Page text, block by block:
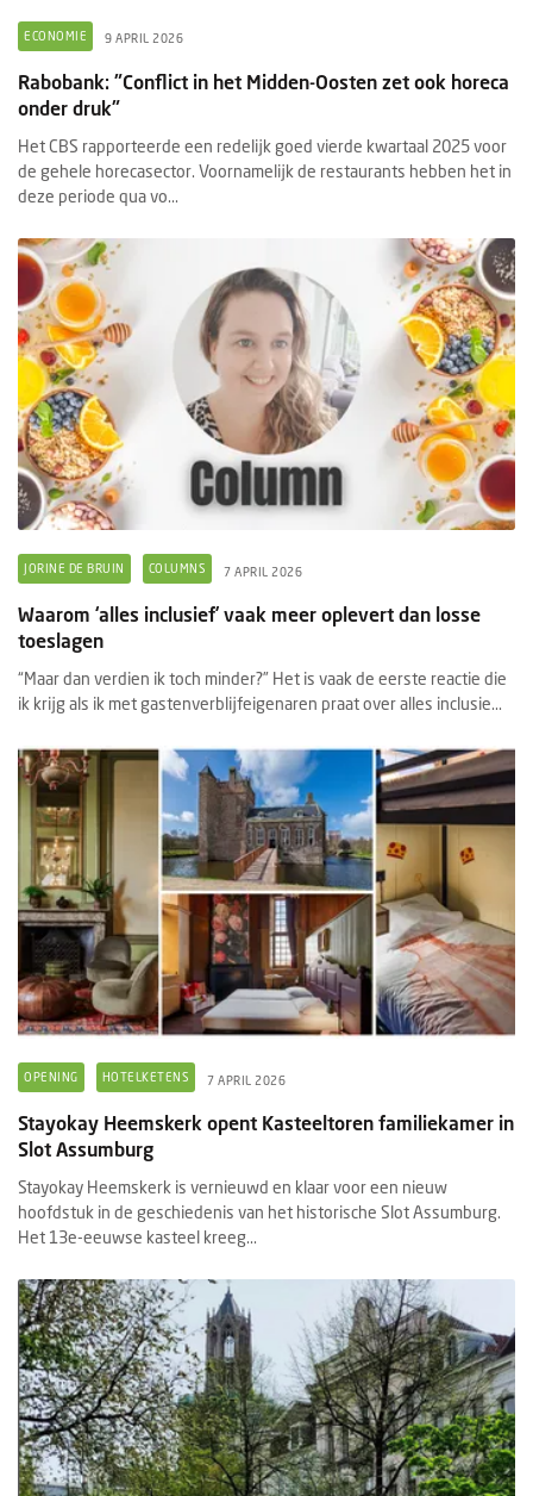
ECONOMIE 9 APRIL 2026
Rabobank: "Conflict in het Midden-Oosten zet ook horeca
onder druk"
Het CBS rapporteerde een redelijk goed vierde kwartaal 2025 voor
de gehele horecasector. Voornamelijk de restaurants hebben het in
deze periode qua vo...
JORINE DE BRUIN COLUMNS 7 APRIL 2026
Waarom ‘alles inclusief’ vaak meer oplevert dan losse
toeslagen
“Maar dan verdien ik toch minder?” Het is vaak de eerste reactie die
ik krijg als ik met gastenverblijfeigenaren praat over alles inclusie...
OPENING HOTELKETENS 7 APRIL 2026
Stayokay Heemskerk opent Kasteeltoren familiekamer in
Slot Assumburg
Stayokay Heemskerk is vernieuwd en klaar voor een nieuw
hoofdstuk in de geschiedenis van het historische Slot Assumburg.
Het 13e-eeuwse kasteel kreeg...